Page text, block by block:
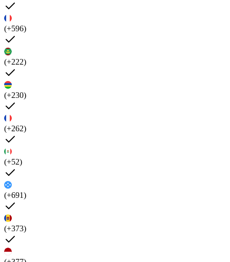
(+596)
(+222)
(+230)
(+262)
(+52)
(+691)
(+373)